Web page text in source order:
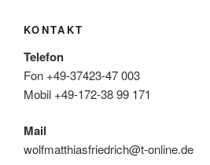
KONTAKT
Telefon
Fon +49-37423-47 003
Mobil +49-172-38 99 171
Mail
wolfmatthiasfriedrich@t-online.de